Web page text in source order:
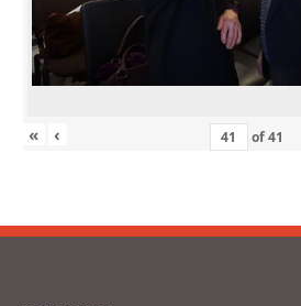
« ‹ of41